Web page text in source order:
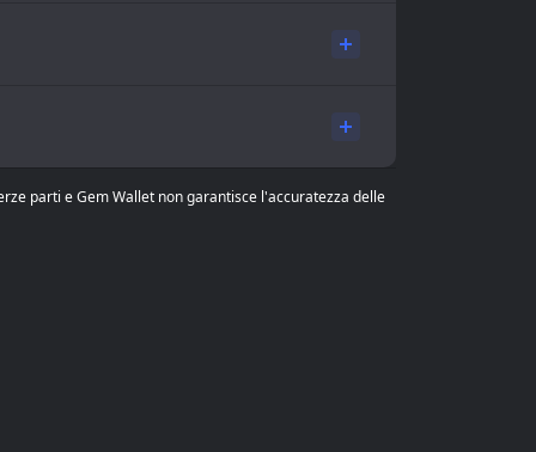
parti e Gem Wallet non garantisce l'accuratezza delle